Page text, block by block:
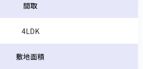
間取
4LDK
敷地面積